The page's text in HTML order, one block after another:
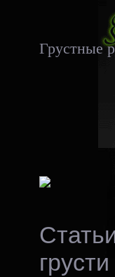
Грустные
грусти